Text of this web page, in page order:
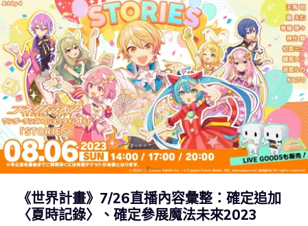
《世界計畫》7/26直播內容彙整：確定追加
〈夏時記錄〉、確定參展魔法未來2023